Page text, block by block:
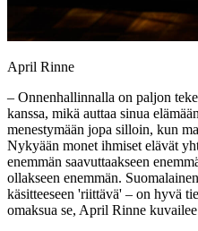
April Rinne
– Onnenhallinnalla on paljon
kanssa, mikä auttaa sinua
menestymään jopa silloin, kun
Nykyään monet ihmiset elävät
enemmän saavuttaakseen
ollakseen enemmän.
käsitteeseen 'riittävä' – on hyvä
omaksua se, April Rinne